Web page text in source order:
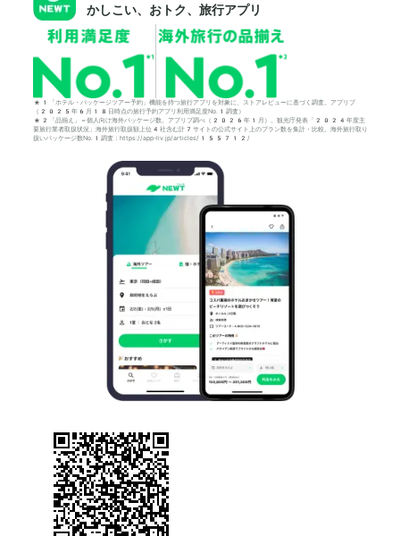
かしこい、おトク、旅行アプリ
*1「ホテル・パッケージツアー予約」機能を持つ旅行アプリを対象に、ストアレビューに基づく調査。アプリブ
（2025年6月18日時点の旅行予約アプリ利用満足度No.1調査）
*2「品揃え」＝個人向け海外パッケージ数。アプリブ調べ（2026年1月）。観光庁発表「2024年度主
要旅行業者取扱状況」海外旅行取扱額上位4社含む計7サイトの公式サイト上のプラン数を集計・比較。海外旅行取り
扱いパッケージ数No.1調査：https://app-liv.jp/articles/155712/